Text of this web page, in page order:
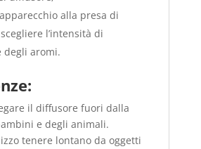
alla presa di
l’intensità di
degli aromi.
il diffusore fuori dalla
e degli animali.
tenere lontano da oggetti